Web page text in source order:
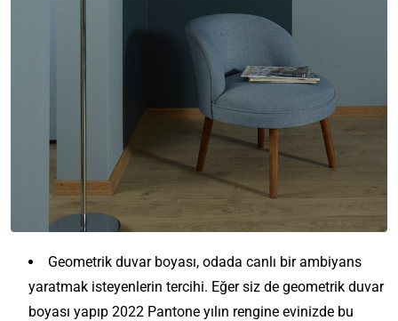
Geometrik duvar boyası, odada canlı bir ambiyans
yaratmak isteyenlerin tercihi. Eğer siz de geometrik duvar
boyası yapıp 2022 Pantone yılın rengine evinizde bu